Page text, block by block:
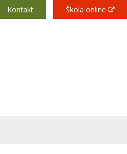
Kontakt Škola online